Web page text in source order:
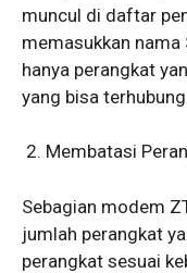
muncul di daftar
memasukkan nama
hanya perangkat
yang bisa terhubung.
Membatasi
Sebagian modem
jumlah perangkat
perangkat sesuai